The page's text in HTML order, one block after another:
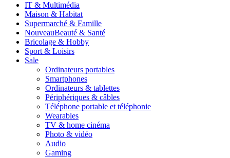
IT & Multimédia
Maison & Habitat
Supermarché & Famille
NouveauBeauté & Santé
Bricolage & Hobby
Sport & Loisirs
Sale
Ordinateurs portables
Smartphones
Ordinateurs & tablettes
Périphériques & câbles
Téléphone portable et téléphonie
Wearables
TV & home cinéma
Photo & vidéo
Audio
Gaming